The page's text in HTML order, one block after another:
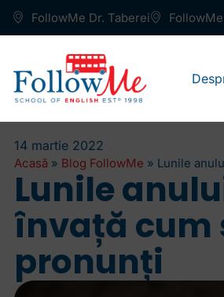
FollowMe Dr. Taberei
14 martie 2022
Acasă » Blog FollowMe » Lunile
Lunile
învață cum
pronunți